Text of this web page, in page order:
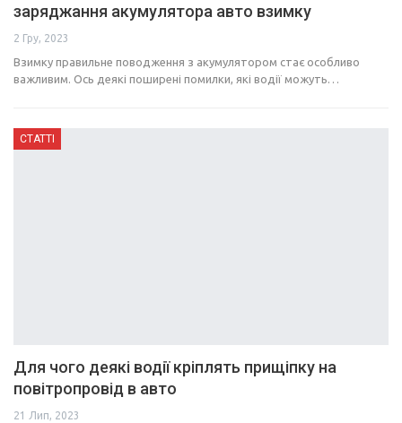
заряджання акумулятора авто взимку
2 Гру, 2023
Взимку правильне поводження з акумулятором стає особливо
важливим. Ось деякі поширені помилки, які водії можуть…
СТАТТІ
Для чого деякі водії кріплять прищіпку на
повітропровід в авто
21 Лип, 2023